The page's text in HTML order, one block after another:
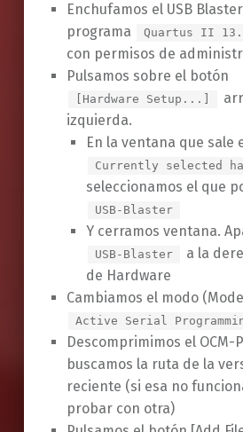
Enchufamos el USB
programa
Quartus II
con permisos de
Pulsamos sobre el botón
[Hardware Setup...]
izquierda.
En la ventana que sale
Currently selected
seleccionamos el que
USB-Blaster
Y cerramos ventana.
USB-Blaster
a la
de Hardware
Cambiamos el modo
Active Serial
Descomprimimos el OCM-
buscamos la ruta de la
reciente (si esa no
probar con otra)